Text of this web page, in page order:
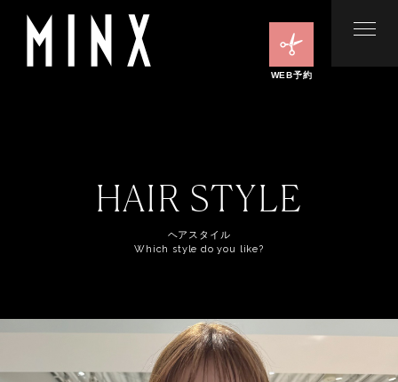
WEB予約
HAIR STYLE
ヘアスタイル
Which style do you like?